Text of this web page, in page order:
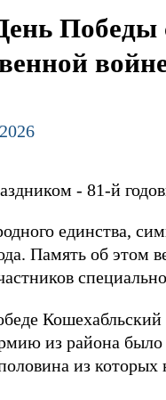
Победы
- 81-й
единства,
Память об этом
из района было
из